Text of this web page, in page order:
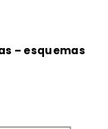
– esquemas